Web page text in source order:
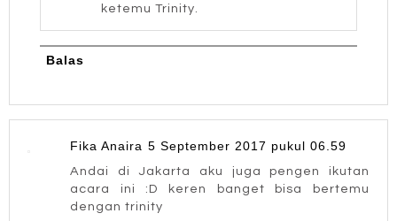
ketemu Trinity.
Balas
Fika Anaira 5 September 2017 pukul 06.59
Andai di Jakarta aku juga pengen ikutan
acara ini :D keren banget bisa bertemu
dengan trinity